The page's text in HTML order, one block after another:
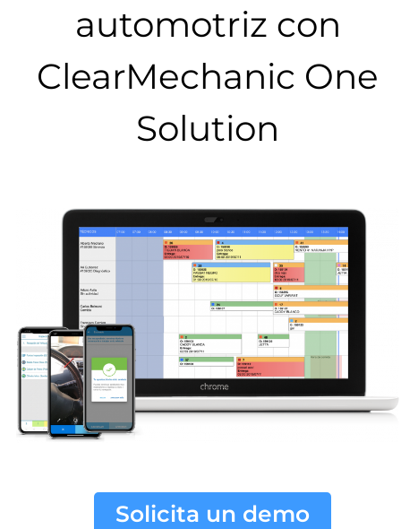
automotriz con
ClearMechanic One
Solution
Solicita un demo